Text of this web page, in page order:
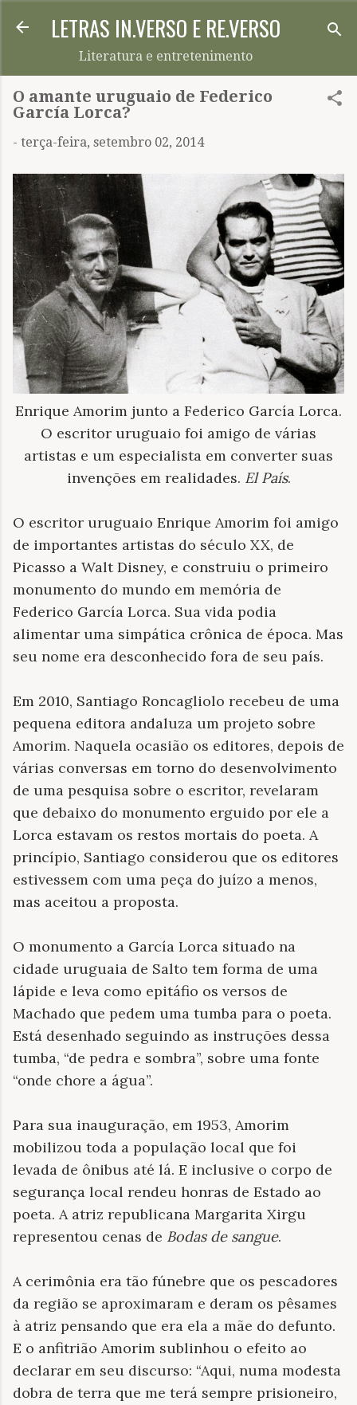
Pular para o conteúdo principal
LETRAS IN.VERSO E RE.VERSO
Literatura e entretenimento
O amante uruguaio de Federico
García Lorca?
- terça-feira, setembro 02, 2014
Enrique Amorim junto a Federico García Lorca.
O escritor uruguaio foi amigo de várias
artistas e um especialista em converter suas
invenções em realidades. El País.
O escritor uruguaio Enrique Amorim foi amigo
de importantes artistas do século XX, de
Picasso a Walt Disney, e construiu o primeiro
monumento do mundo em memória de
Federico García Lorca. Sua vida podia
alimentar uma simpática crônica de época. Mas
seu nome era desconhecido fora de seu país.
Em 2010, Santiago Roncagliolo recebeu de uma
pequena editora andaluza um projeto sobre
Amorim. Naquela ocasião os editores, depois de
várias conversas em torno do desenvolvimento
de uma pesquisa sobre o escritor, revelaram
que debaixo do monumento erguido por ele a
Lorca estavam os restos mortais do poeta. A
princípio, Santiago considerou que os editores
estivessem com uma peça do juízo a menos,
mas aceitou a proposta.
O monumento a García Lorca situado na
cidade uruguaia de Salto tem forma de uma
lápide e leva como epitáfio os versos de
Machado que pedem uma tumba para o poeta.
Está desenhado seguindo as instruções dessa
tumba, “de pedra e sombra”, sobre uma fonte
“onde chore a água”.
Para sua inauguração, em 1953, Amorim
mobilizou toda a população local que foi
levada de ônibus até lá. E inclusive o corpo de
segurança local rendeu honras de Estado ao
poeta. A atriz republicana Margarita Xirgu
representou cenas de Bodas de sangue.
A cerimônia era tão fúnebre que os pescadores
da região se aproximaram e deram os pêsames
à atriz pensando que era ela a mãe do defunto.
E o anfitrião Amorim sublinhou o efeito ao
declarar em seu discurso: “Aqui, numa modesta
dobra de terra que me terá sempre prisioneiro,